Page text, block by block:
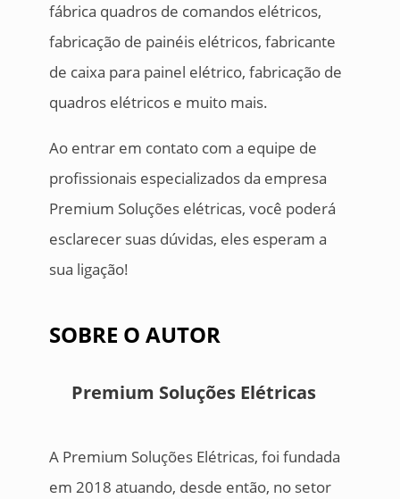
fábrica quadros de comandos elétricos,
fabricação de painéis elétricos, fabricante
de caixa para painel elétrico, fabricação de
quadros elétricos e muito mais.
Ao entrar em contato com a equipe de
profissionais especializados da empresa
Premium Soluções elétricas, você poderá
esclarecer suas dúvidas, eles esperam a
sua ligação!
SOBRE O AUTOR
Premium Soluções Elétricas
A Premium Soluções Elétricas, foi fundada
em 2018 atuando, desde então, no setor